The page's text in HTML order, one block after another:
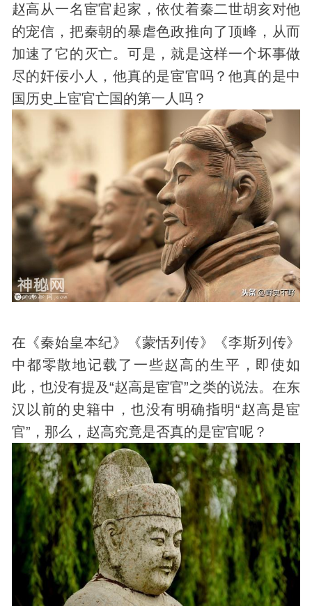
赵高从一名宦官起家，依仗着秦二世胡亥对他
的宠信，把秦朝的暴虐色政推向了顶峰，从而
加速了它的灭亡。可是，就是这样一个坏事做
尽的奸佞小人，他真的是宦官吗？他真的是中
国 历史 上宦官亡国的第一人吗？
在《秦始皇本纪》《蒙恬列传》《李斯列传》
中都零散地记载了一些赵高的生平，即使如
此，也没有提及“赵高是宦官”之类的说法。在东
汉以前的史籍中，也没有明确指明“赵高是宦
官”，那么，赵高究竟是否真的是宦官呢？